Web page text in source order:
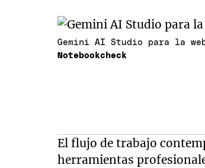
Gemini AI Studio para la
Notebookcheck
El flujo de trabajo
herramientas